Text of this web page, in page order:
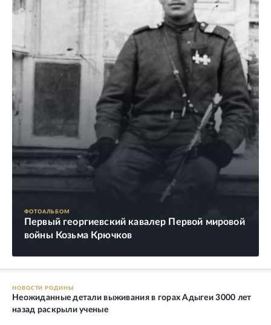
ФОТОАЛЬБОМ
Первый георгиевский кавалер Первой мировой
войны Козьма Крючков
НОВОСТИ РОДИНЫ
Неожиданные детали выживания в горах Адыгеи 3000 лет
назад раскрыли ученые